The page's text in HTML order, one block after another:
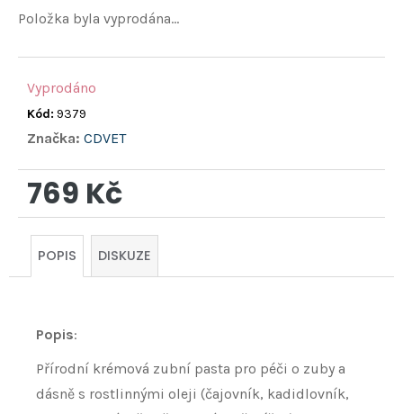
Položka byla vyprodána…
Vyprodáno
Kód: 9379
Značka: CDVET
769 Kč
Měrná
POPIS DISKUZE
Popis:
Přírodní krémová zubní pasta pro péči o zuby a
dásně s rostlinnými oleji (čajovník, kadidlovník,
e
e